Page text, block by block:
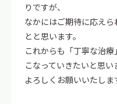
りですが、
なかにはご期待に応え
とと思います。
これからも「丁寧な治
こなっていきたいと思い
よろしくお願いいたしま